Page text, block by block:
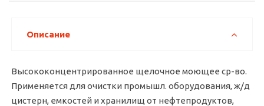
Описание
Высококонцентрированное щелочное моющее ср-во.
Применяется для очистки промышл. оборудования, ж/д
цистерн, емкостей и хранилищ от нефтепродуктов,